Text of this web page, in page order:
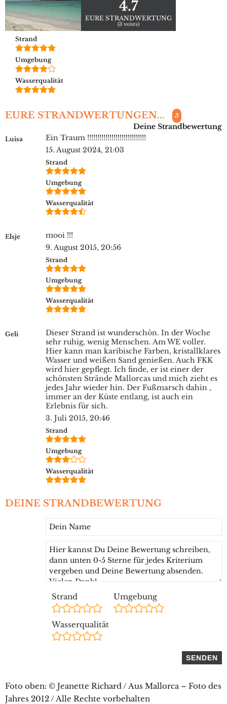
4.7
EURE STRANDWERTUNG
(3 votes)
Strand
Umgebung
Wasserqualität
EURE STRANDWERTUNGEN... 3
Deine Strandbewertung
Luisa
Ein Traum !!!!!!!!!!!!!!!!!!!!!!!!!!!!!
15. August 2024, 21:03
Strand
Umgebung
Wasserqualität
Elsje
mooi !!!
9. August 2015, 20:56
Strand
Umgebung
Wasserqualität
Geli
Dieser Strand ist wunderschön. In der Woche
sehr ruhig, wenig Menschen. Am WE voller.
Hier kann man karibische Farben, kristallklares
Wasser und weißen Sand genießen. Auch FKK
wird hier gepflegt. Ich finde, er ist einer der
schönsten Strände Mallorcas und mich zieht es
jedes Jahr wieder hin. Der Fußmarsch dahin ,
immer an der Küste entlang, ist auch ein
Erlebnis für sich.
3. Juli 2015, 20:46
Strand
Umgebung
Wasserqualität
DEINE STRANDBEWERTUNG
Strand Umgebung
Wasserqualität
Foto oben: © Jeanette Richard / Aus Mallorca – Foto des
Jahres 2012 / Alle Rechte vorbehalten